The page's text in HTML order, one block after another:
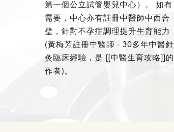
第一個公立試管嬰兒中心）。 如有
需要，中心亦有註冊中醫師中西合
璧，針對不孕症調理提升生育能力
(黃梅芳註冊中醫師 - 30多年中醫針
灸臨床經驗，是 [[中醫生育攻略]]的
作者)。